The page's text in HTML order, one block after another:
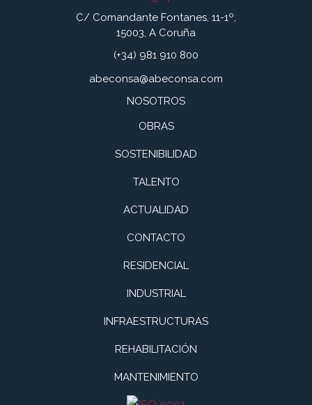
C/ Comandante Fontanes, 11-1º,
15003, A Coruña
(+34) 981 910 800
abeconsa@abeconsa.com
NOSOTROS
OBRAS
SOSTENIBILIDAD
TALENTO
ACTUALIDAD
CONTACTO
RESIDENCIAL
INDUSTRIAL
INFRAESTRUCTURAS
REHABILITACIÓN
MANTENIMIENTO